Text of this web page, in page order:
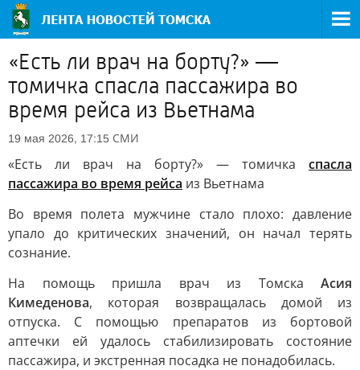
«Есть ли врач на борту?» —
томичка спасла пассажира во
время рейса из Вьетнама
19 мая 2026, 17:15 СМИ
«Есть ли врач на борту?» — томичка спасла
пассажира во время рейса из Вьетнама
Во время полета мужчине стало плохо: давление
упало до критических значений, он начал терять
сознание.
На помощь пришла врач из Томска Асия
Кимеденова, которая возвращалась домой из
отпуска. С помощью препаратов из бортовой
аптечки ей удалось стабилизировать состояние
пассажира, и экстренная посадка не понадобилась.